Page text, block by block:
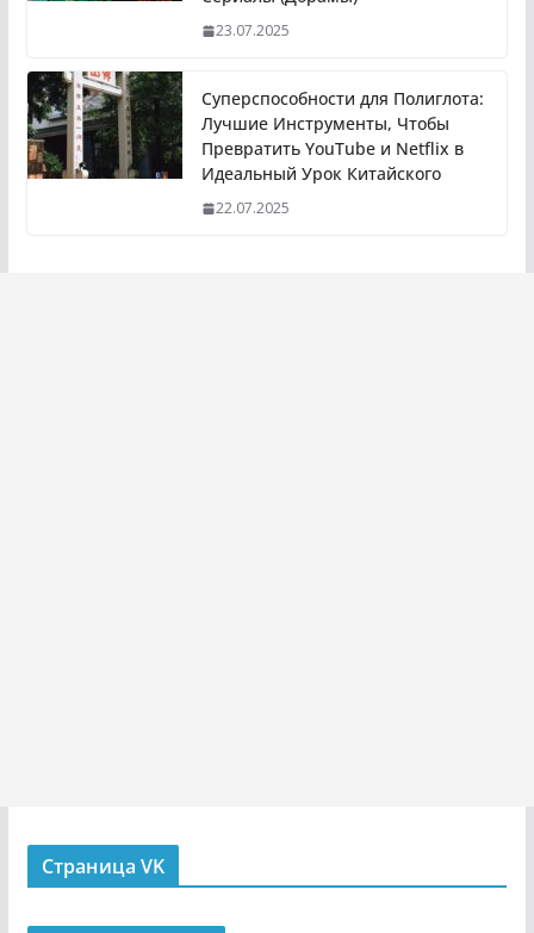
23.07.2025
Суперспособности для Полиглота:
Лучшие Инструменты, Чтобы
Превратить YouTube и Netflix в
Идеальный Урок Китайского
22.07.2025
Страница VK